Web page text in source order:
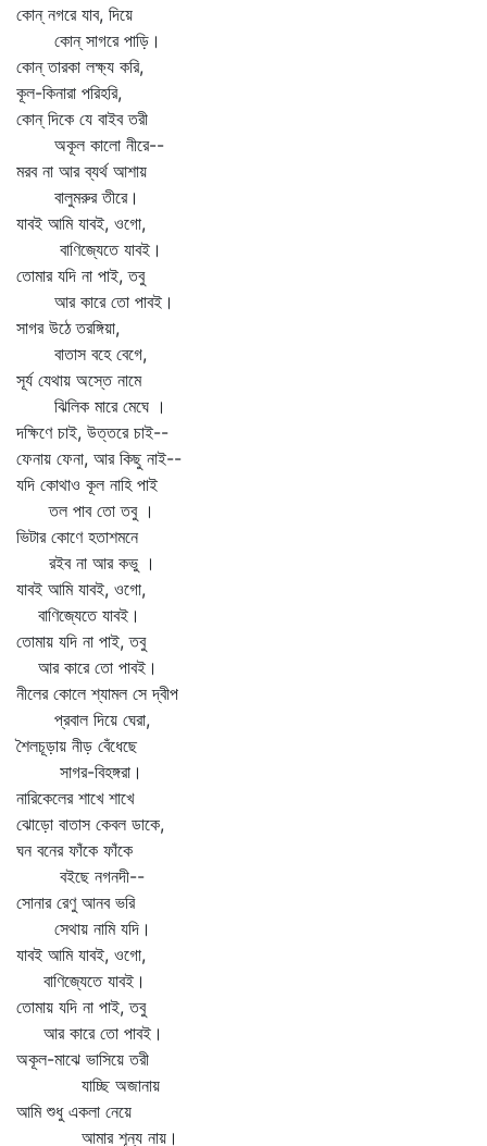
কোন্‌ নগরে যাব, দিয়ে
কোন্‌ সাগরে পাড়ি।
কোন্‌ তারকা লক্ষ্য করি,
কূল-কিনারা পরিহরি,
কোন্‌ দিকে যে বাইব তরী
অকূল কালো নীরে--
মরব না আর ব্যর্থ আশায়
বালুমরুর তীরে।
যাবই আমি যাবই, ওগো,
বাণিজ্যেতে যাবই।
তোমার যদি না পাই, তবু
আর কারে তো পাবই।
সাগর উঠে তরঙ্গিয়া,
বাতাস বহে বেগে,
সূর্য যেথায় অস্তে নামে
ঝিলিক মারে মেঘে ।
দক্ষিণে চাই, উত্তরে চাই--
ফেনায় ফেনা, আর কিছু নাই--
যদি কোথাও কূল নাহি পাই
তল পাব তো তবু ।
ভিটার কোণে হতাশমনে
রইব না আর কভু ।
যাবই আমি যাবই, ওগো,
বাণিজ্যেতে যাবই।
তোমায় যদি না পাই, তবু
আর কারে তো পাবই।
নীলের কোলে শ্যামল সে দ্বীপ
প্রবাল দিয়ে ঘেরা,
শৈলচূড়ায় নীড় বেঁধেছে
সাগর-বিহঙ্গরা।
নারিকেলের শাখে শাখে
ঝোড়ো বাতাস কেবল ডাকে,
ঘন বনের ফাঁকে ফাঁকে
বইছে নগনদী--
সোনার রেণু আনব ভরি
সেথায় নামি যদি।
যাবই আমি যাবই, ওগো,
বাণিজ্যেতে যাবই।
তোমায় যদি না পাই, তবু
আর কারে তো পাবই।
অকূল-মাঝে ভাসিয়ে তরী
যাচ্ছি অজানায়
আমি শুধু একলা নেয়ে
আমার শূন্য নায়।